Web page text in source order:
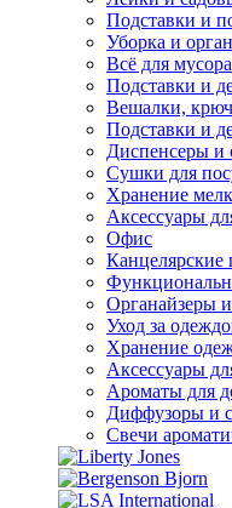
Подставки и
Уборка и
Всё для мусора
Подставки и
Вешалки,
Подставки и
Диспенсеры и
Сушки для
Хранение
Аксессуары
Офис
Канцелярские
Органайзеры
Уход за
Хранение
Аксессуары
Ароматы для
Диффузоры и
Свечи